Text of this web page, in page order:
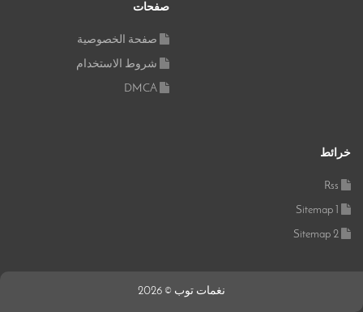
صفحات
صفحة الخصوصية
شروط الاستخدام
DMCA
خرائط
Rss
Sitemap 1
Sitemap 2
نغمات توب © 2026